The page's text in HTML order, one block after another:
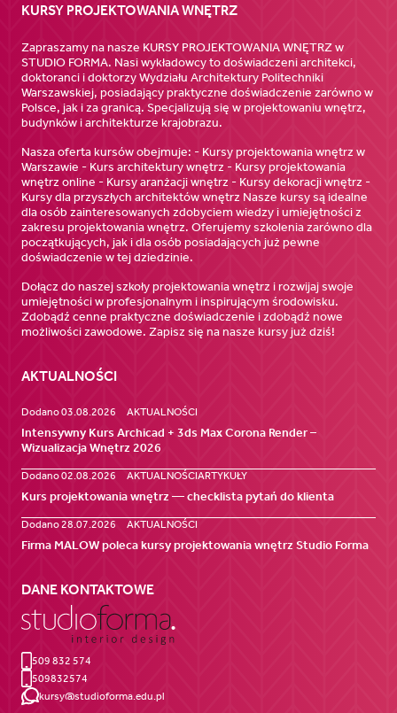
KURSY PROJEKTOWANIA WNĘTRZ
Zapraszamy na nasze KURSY PROJEKTOWANIA WNĘTRZ w
STUDIO FORMA. Nasi wykładowcy to doświadczeni architekci,
doktoranci i doktorzy Wydziału Architektury Politechniki
Warszawskiej, posiadający praktyczne doświadczenie zarówno w
Polsce, jak i za granicą. Specjalizują się w projektowaniu wnętrz,
budynków i architekturze krajobrazu.
Nasza oferta kursów obejmuje: - Kursy projektowania wnętrz w
Warszawie - Kurs architektury wnętrz - Kursy projektowania
wnętrz online - Kursy aranżacji wnętrz - Kursy dekoracji wnętrz -
Kursy dla przyszłych architektów wnętrz Nasze kursy są idealne
dla osób zainteresowanych zdobyciem wiedzy i umiejętności z
zakresu projektowania wnętrz. Oferujemy szkolenia zarówno dla
początkujących, jak i dla osób posiadających już pewne
doświadczenie w tej dziedzinie.
Dołącz do naszej szkoły projektowania wnętrz i rozwijaj swoje
umiejętności w profesjonalnym i inspirującym środowisku.
Zdobądź cenne praktyczne doświadczenie i zdobądź nowe
możliwości zawodowe. Zapisz się na nasze kursy już dziś!
AKTUALNOŚCI
Dodano 03.08.2026 AKTUALNOŚCI
Intensywny Kurs Archicad + 3ds Max Corona Render –
Wizualizacja Wnętrz 2026
Dodano 02.08.2026 AKTUALNOŚCIARTYKUŁY
Kurs projektowania wnętrz — checklista pytań do klienta
Dodano 28.07.2026 AKTUALNOŚCI
Firma MALOW poleca kursy projektowania wnętrz Studio Forma
DANE KONTAKTOWE
509 832 574
509832574
kursy@studioforma.edu.pl